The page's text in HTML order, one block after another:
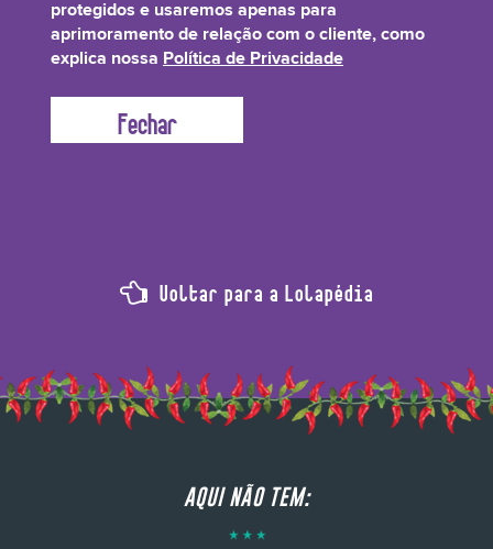
Rainha da vitamina C, a Acerola atua como remineralizante, hidratante,
suavizante e amaciante da pele! Também é antioxidante e age contra os
radicais livres formados na pele, minimizando assim o envelhecimento
precoce.
Voltar para a Lolapédia
AQUI NÃO TEM:
protegidos e usaremos apenas para
aprimoramento de relação com o cliente, como
explica nossa Política de Privacidade